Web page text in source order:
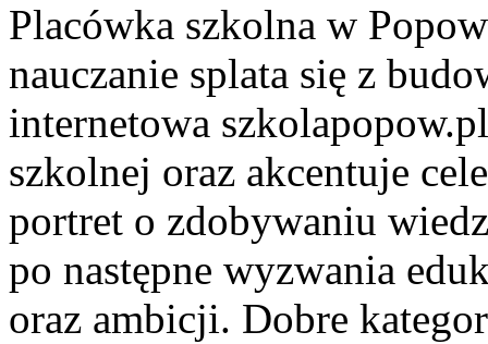
Placówka szkolna w
nauczanie splata się z
internetowa
szkolnej oraz akcentuje
portret o zdobywaniu
po następne wyzwania
oraz ambicji. Dobre